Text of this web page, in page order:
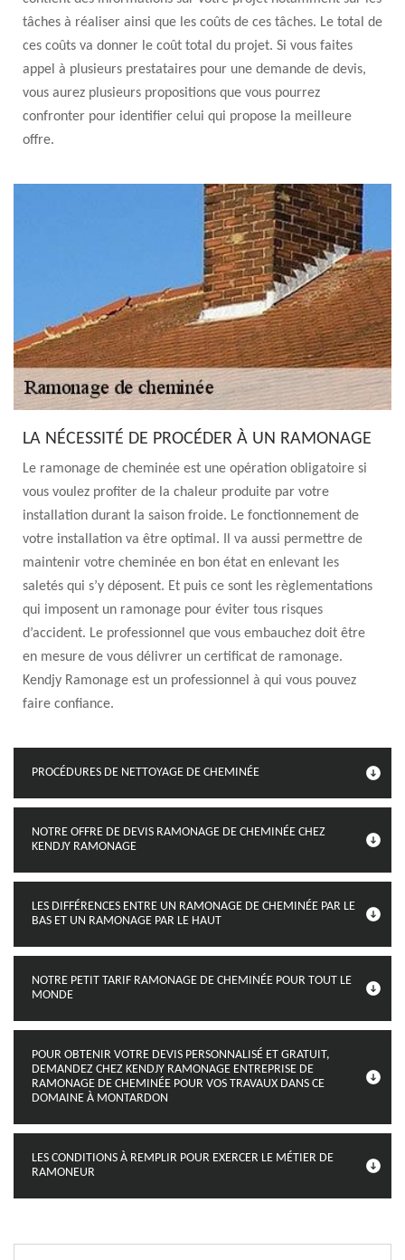
tâches à réaliser ainsi que les coûts de ces tâches. Le total de
ces coûts va donner le coût total du projet. Si vous faites
appel à plusieurs prestataires pour une demande de devis,
vous aurez plusieurs propositions que vous pourrez
confronter pour identifier celui qui propose la meilleure
offre.
LA NÉCESSITÉ DE PROCÉDER À UN RAMONAGE
Le ramonage de cheminée est une opération obligatoire si
vous voulez profiter de la chaleur produite par votre
installation durant la saison froide. Le fonctionnement de
votre installation va être optimal. Il va aussi permettre de
maintenir votre cheminée en bon état en enlevant les
saletés qui s’y déposent. Et puis ce sont les règlementations
qui imposent un ramonage pour éviter tous risques
d’accident. Le professionnel que vous embauchez doit être
en mesure de vous délivrer un certificat de ramonage.
Kendjy Ramonage est un professionnel à qui vous pouvez
faire confiance.
PROCÉDURES DE NETTOYAGE DE CHEMINÉE
NOTRE OFFRE DE DEVIS RAMONAGE DE CHEMINÉE CHEZ
KENDJY RAMONAGE
LES DIFFÉRENCES ENTRE UN RAMONAGE DE CHEMINÉE PAR LE
BAS ET UN RAMONAGE PAR LE HAUT
NOTRE PETIT TARIF RAMONAGE DE CHEMINÉE POUR TOUT LE
MONDE
POUR OBTENIR VOTRE DEVIS PERSONNALISÉ ET GRATUIT,
DEMANDEZ CHEZ KENDJY RAMONAGE ENTREPRISE DE
RAMONAGE DE CHEMINÉE POUR VOS TRAVAUX DANS CE
DOMAINE À MONTARDON
LES CONDITIONS À REMPLIR POUR EXERCER LE MÉTIER DE
RAMONEUR